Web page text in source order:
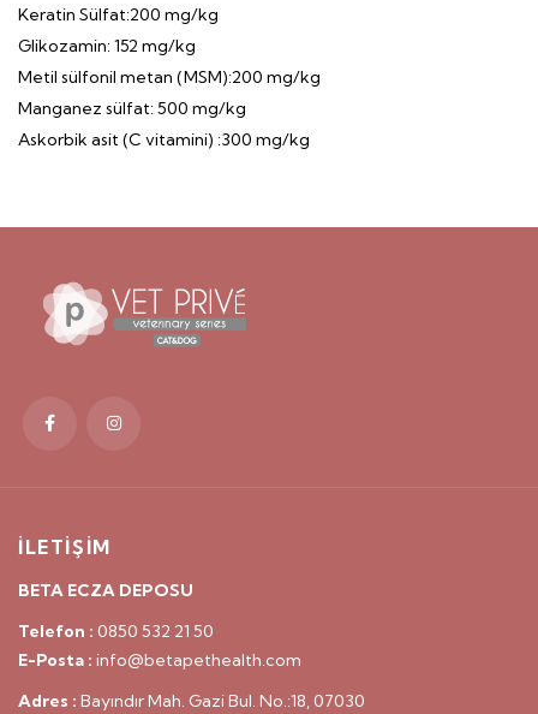
Keratin Sülfat:200 mg/kg
Glikozamin: 152 mg/kg
Metil sülfonil metan (MSM):200 mg/kg
Manganez sülfat: 500 mg/kg
Askorbik asit (C vitamini) :300 mg/kg
İLETİŞİM
BETA ECZA DEPOSU
Telefon : 0850 532 21 50
E-Posta : info@betapethealth.com
Adres : Bayındır Mah. Gazi Bul. No.:18, 07030